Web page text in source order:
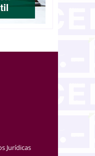
Jurídicas